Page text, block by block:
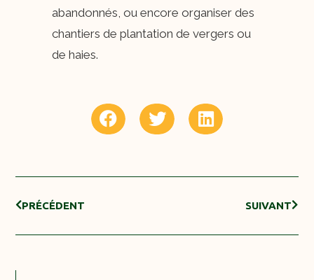
abandonnés, ou encore organiser des
chantiers de plantation de vergers ou
de haies.
PRÉCÉDENT SUIVANT